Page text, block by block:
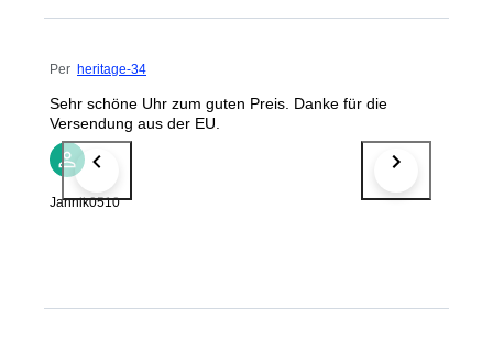
Per heritage-34
Sehr schöne Uhr zum guten Preis. Danke für die
Versendung aus der EU.
Jannik0510